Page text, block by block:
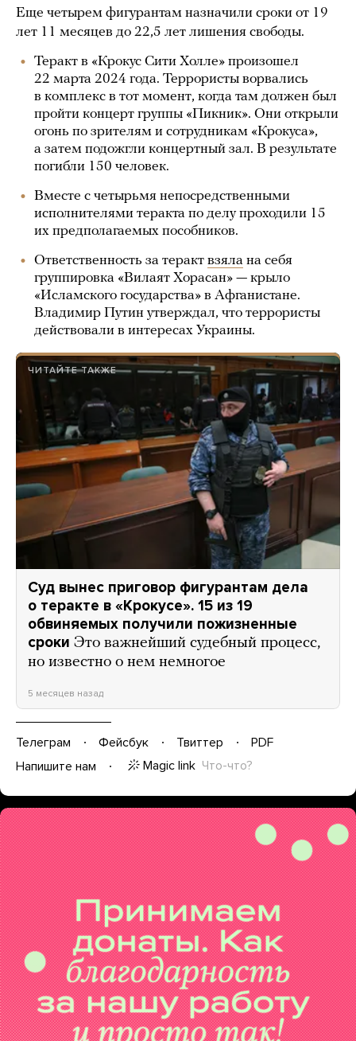
Еще четырем фигурантам назначили сроки от 19
лет 11 месяцев до 22,5 лет лишения свободы.
Теракт в «Крокус Сити Холле» произошел
22 марта 2024 года. Террористы ворвались
в комплекс в тот момент, когда там должен был
пройти концерт группы «Пикник». Они открыли
огонь по зрителям и сотрудникам «Крокуса»,
а затем подожгли концертный зал. В результате
погибли 150 человек.
Вместе с четырьмя непосредственными
исполнителями теракта по делу проходили 15
их предполагаемых пособников.
Ответственность за теракт взяла на себя
группировка «Вилаят Хорасан» — крыло
«Исламского государства» в Афганистане.
Владимир Путин утверждал, что террористы
действовали в интересах Украины.
ЧИТАЙТЕ ТАКЖЕ
Суд вынес приговор фигурантам дела
о теракте в «Крокусе». 15 из 19
обвиняемых получили пожизненные
сроки Это важнейший судебный процесс,
но известно о нем немногое
5 месяцев назад
Телеграм Фейсбук Твиттер
PDF
Напишите нам
Magic link Что-что?